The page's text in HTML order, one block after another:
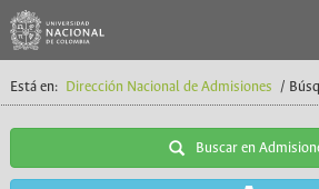
Está en: Dirección Nacional de Admisiones /
Buscar en